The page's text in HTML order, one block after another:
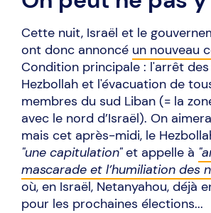
Cette nuit, Israël et le
ont donc annoncé un nouveau
Condition principale : l'arrêt
Hezbollah et l'évacuation de
membres du sud Liban (= la
avec le nord d’Israël). On
mais cet après-midi, le
"une capitulation"et appelle à
mascarade et l’humiliation des
où, en Israël, Netanyahou, déjà
pour les prochaines élections...